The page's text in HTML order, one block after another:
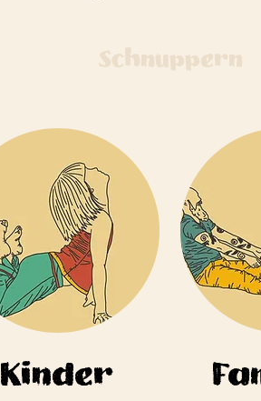
Schnuppern
Kinder